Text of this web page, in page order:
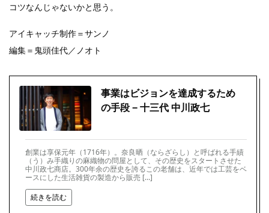
コツなんじゃないかと思う。
アイキャッチ制作＝サンノ
編集＝鬼頭佳代／ノオト
事業はビジョンを達成するため
の手段 − 十三代 中川政七
創業は享保元年（1716年）。奈良晒（ならざらし）と呼ばれる手績
（う）み手織りの麻織物の問屋として、その歴史をスタートさせた
中川政七商店。300年余の歴史を誇るこの老舗は、近年では工芸をベ
ースにした生活雑貨の製造から販売 […]
続きを読む